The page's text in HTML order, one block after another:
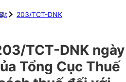
203/TCT-DNK
TCT-DNK ngày
Tổng Cục Thuế